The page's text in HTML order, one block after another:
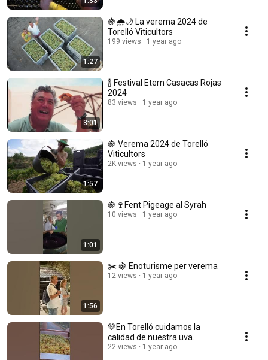
1:27
🍇🌧️🌙 La verema 2024 de
Torelló Viticultors
199 views 1 year ago
3:01
🍾 Festival Etern Casacas Rojas
2024
83 views 1 year ago
1:57
🍇 Verema 2024 de Torelló
Viticultors
2K views 1 year ago
1:01
🍇🍷Fent Pigeage al Syrah
10 views 1 year ago
1:56
✂️ 🍇 Enoturisme per verema
12 views 1 year ago
💚En Torelló cuidamos la
calidad de nuestra uva.
22 views 1 year ago